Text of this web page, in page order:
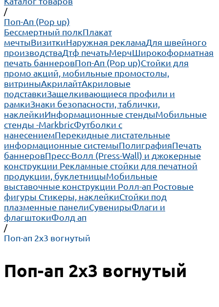
/
Поп-Ап (Pop up)
Бессмертный полкПлакат
мечтыВизиткиНаружная рекламаДля швейного
производстваДтф печатьМерчШирокоформатная
печать баннеровПоп-Ап (Pop up)Cтойки для
промо акций, мобильные промостолы,
витриныАкрилайтАкриловые
подставкиЗащелкивающиеся профили и
рамкиЗнаки безопасности, таблички,
наклейкиИнформационные стендыМобильные
стенды -MarkbricФутболки с
нанесениемПерекидные листательные
информационные системыПолиграфияПечать
баннеровПресс-Волл (Press-Wall) и джокерные
конструкции Рекламные стойки для печатной
продукции, буклетницыМобильные
выставочные конструкции Ролл-ап Ростовые
фигуры Стикеры, наклейкиСтойки под
плазменные панелиСувенирыФлаги и
флагштокиФолд ап
/
Поп-ап 2x3 вогнутый
Поп-ап 2x3 вогнутый